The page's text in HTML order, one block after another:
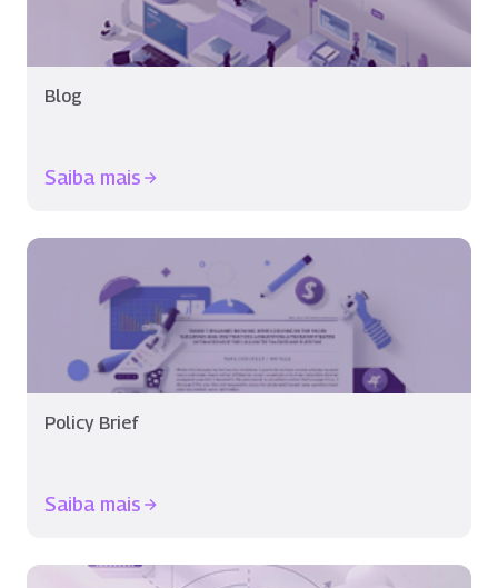
Blog
Saiba mais
Policy Brief
Saiba mais